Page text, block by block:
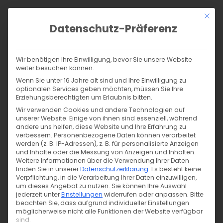
Zum
Products
Start/Dein Shop für Biostoffe, Tüddel, Tiger Snaps und mehr!
Suchergebnisse für „produkt 40cm reststueck bio
merinofleece wintertraube“
Suche in den Ergebnissen Alle Filter
Wir konnten nichts finden.
Du kannst versuchen, einzelne Filter zu löschen, oder
auf die Startseite zurückkehren.
Mit
Datenschutz-Präferenz
Wir benötigen Ihre Einwilligung, bevor Sie unsere Website
weiter besuchen können.
Wenn Sie unter 16 Jahre alt sind und Ihre Einwilligung zu
optionalen Services geben möchten, müssen Sie Ihre
Erziehungsberechtigten um Erlaubnis bitten.
Wir verwenden Cookies und andere Technologien auf
unserer Website. Einige von ihnen sind essenziell, während
andere uns helfen, diese Website und Ihre Erfahrung zu
verbessern. Personenbezogene Daten können verarbeitet
werden (z. B. IP-Adressen), z. B. für personalisierte Anzeigen
und Inhalte oder die Messung von Anzeigen und Inhalten.
Weitere Informationen über die Verwendung Ihrer Daten
finden Sie in unsererDatenschutzerklärung. Es besteht keine
Verpflichtung, in die Verarbeitung Ihrer Daten einzuwilligen,
um dieses Angebot zu nutzen. Sie können Ihre Auswahl
jederzeit unterEinstellungen widerrufen oder anpassen. Bitte
beachten Sie, dass aufgrund individueller Einstellungen
möglicherweise nicht alle Funktionen der Website verfügbar
sind.